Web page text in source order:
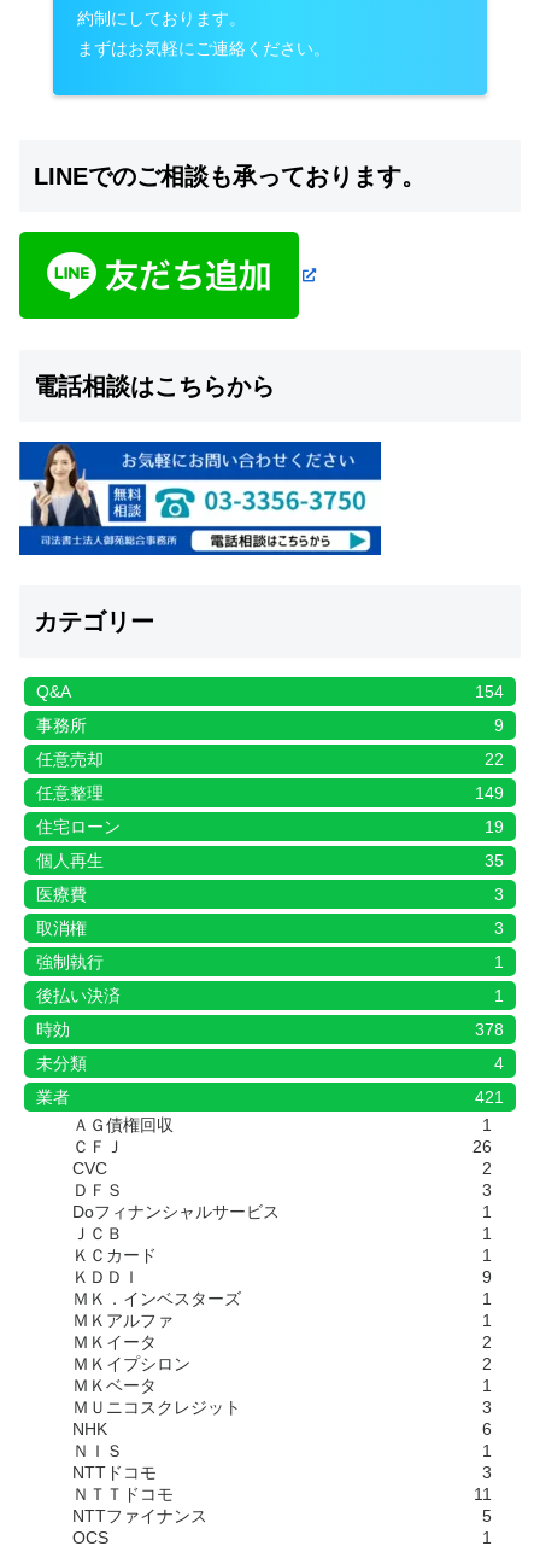
約制にしております。
まずはお気軽にご連絡ください。
LINEでのご相談も承っております。
電話相談はこちらから
カテゴリー
Q&A
154
事務所
9
任意売却
22
任意整理
149
住宅ローン
19
個人再生
35
医療費
3
取消権
3
強制執行
1
後払い決済
1
時効
378
未分類
4
業者
421
ＡＧ債権回収
1
ＣＦＪ
26
CVC
2
ＤＦＳ
3
Doフィナンシャルサービス
1
ＪＣＢ
1
ＫＣカード
1
ＫＤＤＩ
9
ＭＫ．インベスターズ
1
ＭＫアルファ
1
ＭＫイータ
2
ＭＫイプシロン
2
ＭＫベータ
1
ＭＵニコスクレジット
3
NHK
6
ＮＩＳ
1
NTTドコモ
3
ＮＴＴドコモ
11
NTTファイナンス
5
OCS
1